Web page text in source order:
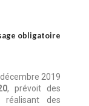
obligatoire
2019
, prévoit des
réalisant des